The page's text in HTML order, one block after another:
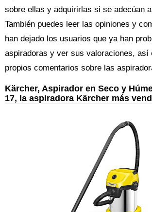
sobre ellas y adquirirlas si se adecúan
También puedes leer las opiniones y
han dejado los usuarios que ya han
aspiradoras y ver sus valoraciones, así
propios comentarios sobre las
Kärcher, Aspirador en Seco y
17, la aspiradora Kärcher más